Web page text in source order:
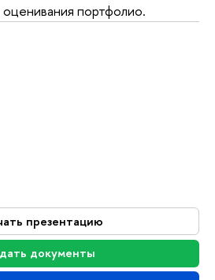
презентацию
документы
портфолио.